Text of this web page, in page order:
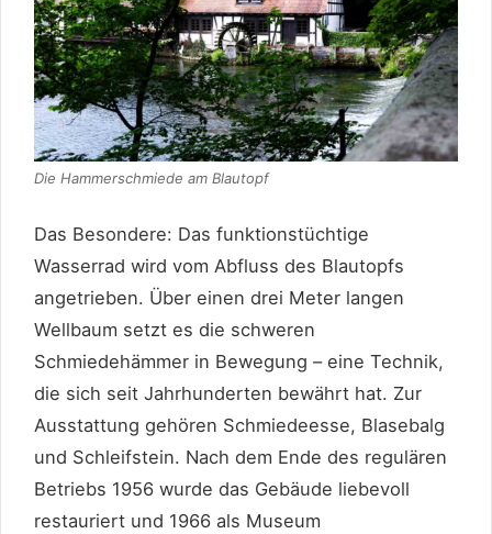
Die Hammerschmiede am Blautopf
Das Besondere: Das funktionstüchtige
Wasserrad wird vom Abfluss des Blautopfs
angetrieben. Über einen drei Meter langen
Wellbaum setzt es die schweren
Schmiedehämmer in Bewegung – eine Technik,
die sich seit Jahrhunderten bewährt hat. Zur
Ausstattung gehören Schmiedeesse, Blasebalg
und Schleifstein. Nach dem Ende des regulären
Betriebs 1956 wurde das Gebäude liebevoll
restauriert und 1966 als Museum